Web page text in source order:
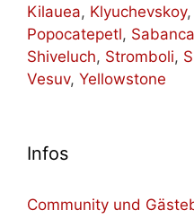
Kilauea, Klyuchevskoy,
Popocatepetl,
Shiveluch, Stromboli,
Vesuv, Yellowstone
Infos
Community und